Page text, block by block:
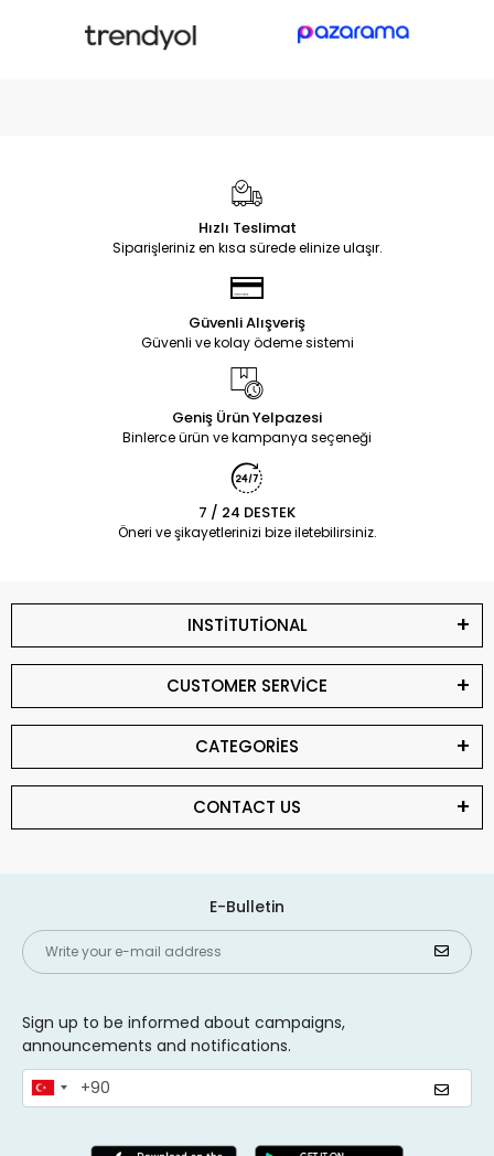
Hızlı Teslimat
Siparişleriniz en kısa sürede elinize ulaşır.
Güvenli Alışveriş
Güvenli ve kolay ödeme sistemi
Geniş Ürün Yelpazesi
Binlerce ürün ve kampanya seçeneği
7 / 24 DESTEK
Öneri ve şikayetlerinizi bize iletebilirsiniz.
INSTİTUTİONAL
CUSTOMER SERVİCE
CATEGORİES
CONTACT US
E-Bulletin
Sign up to be informed about campaigns,
announcements and notifications.